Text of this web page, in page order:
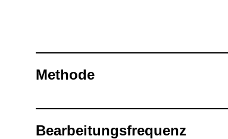
Methode
Bear­bei­tungs­fre­quenz